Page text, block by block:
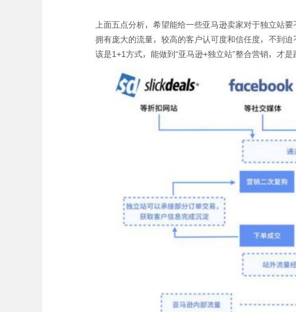
上面五点分析，希望能给一些亚马逊卖家对于独立站
拥有庞大的流量，较高的客户认可度和信任度，不到
该是1+1方式，能做到“亚马逊+独立站”整合营销，才是